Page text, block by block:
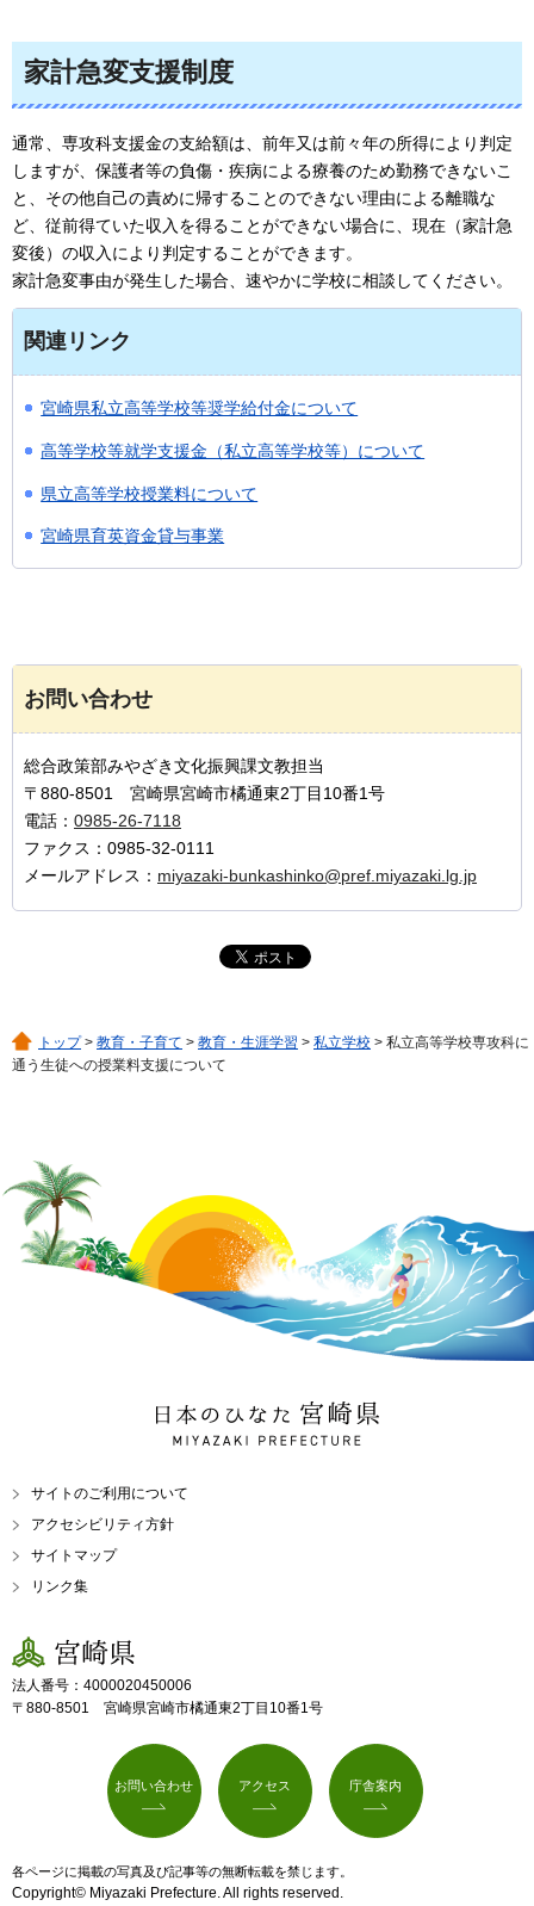
家計急変支援制度
通常、専攻科支援金の支給額は、前年又は前々年の所得により判定
しますが、保護者等の負傷・疾病による療養のため勤務できないこ
と、その他自己の責めに帰することのできない理由による離職な
ど、従前得ていた収入を得ることができない場合に、現在（家計急
変後）の収入により判定することができます。
家計急変事由が発生した場合、速やかに学校に相談してください。
関連リンク
宮崎県私立高等学校等奨学給付金について
高等学校等就学支援金（私立高等学校等）について
県立高等学校授業料について
宮崎県育英資金貸与事業
お問い合わせ
総合政策部みやざき文化振興課文教担当
〒880-8501 宮崎県宮崎市橘通東2丁目10番1号
電話： 0985-26-7118
ファクス：0985-32-0111
メールアドレス： miyazaki-bunkashinko@pref.miyazaki.lg.jp
トップ> 教育・子育て > 教育・生涯学習 > 私立学校 > 私立高等学校専攻科に
通う生徒への授業料支援について
日本のひなた 宮崎県
MIYAZAKI PREFECTURE
サイトのご利用について
アクセシビリティ方針
サイトマップ
リンク集
宮崎県
法人番号：4000020450006
〒880-8501 宮崎県宮崎市橘通東2丁目10番1号
お問い合わせ アクセス 庁舎案内
各ページに掲載の写真及び記事等の無断転載を禁じます。
Copyright© Miyazaki Prefecture. All rights reserved.